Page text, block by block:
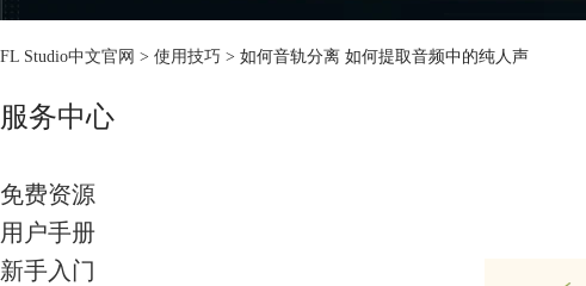
FL Studio中文官网 > 使用技巧 > 如何音轨分离 如何提取音频中的纯人声
服务中心
免费资源
用户手册
新手入门